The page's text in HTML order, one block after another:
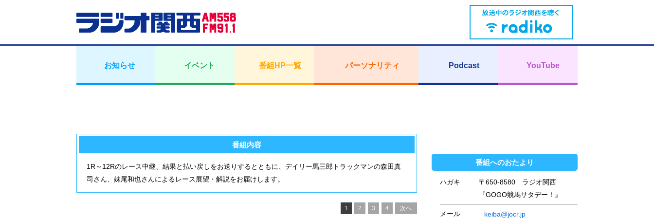
お知らせ イベント 番組HP一覧 パーソナリティ Podcast YouTube
番組内容
1R～12Rのレース中継、結果と払い戻しをお送りするとともに、デイリー馬三郎トラックマンの森田真
司さん、妹尾和也さんによるレース展望・解説をお届けします。
1 2 3 4 次へ
番組へのおたより
ハガキ
〒650-8580 ラジオ関西
『GOGO競馬サタデー！』
メール keiba@jocr.jp